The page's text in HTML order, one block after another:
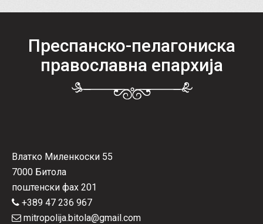
Преспанско-пелагониска
православна епархија
Влатко Миленкоски 55
7000 Битола
поштенски фах 201
+389 47 236 967
mitropolija.bitola@gmail.com